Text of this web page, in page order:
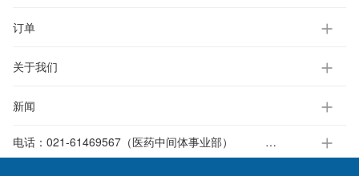
订单
关于我们
新闻
电话： 021-61469567（医药中间体事业部）